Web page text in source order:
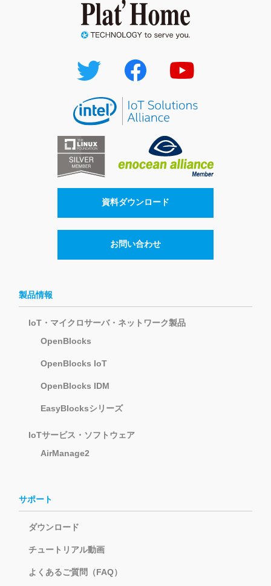
資料ダウンロード
お問い合わせ
製品情報
IoT・マイクロサーバ・ネットワーク製品
OpenBlocks
OpenBlocks IoT
OpenBlocks IDM
EasyBlocksシリーズ
IoTサービス・ソフトウェア
AirManage2
サポート
ダウンロード
チュートリアル動画
よくあるご質問（FAQ）